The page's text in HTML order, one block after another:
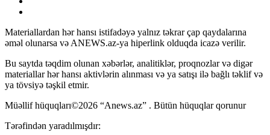
Materiallardan hər hansı istifadəyə yalnız təkrar çap qaydalarına
əməl olunarsa və ANEWS.az-ya hiperlink olduqda icazə verilir.
Bu saytda təqdim olunan xəbərlər, analitiklər, proqnozlar və digər
materiallar hər hansı aktivlərin alınması və ya satışı ilə bağlı təklif və
ya tövsiyə təşkil etmir.
Müəllif hüquqları©2026 “Anews.az” . Bütün hüquqlar qorunur
Tərəfindən yaradılmışdır: